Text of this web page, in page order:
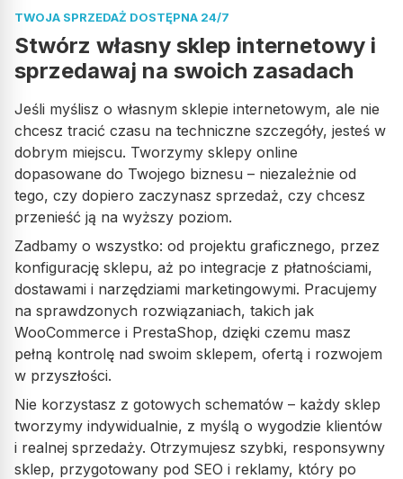
TWOJA SPRZEDAŻ DOSTĘPNA 24/7
Stwórz własny sklep internetowy i
sprzedawaj na swoich zasadach
Jeśli myślisz o własnym sklepie internetowym, ale nie
chcesz tracić czasu na techniczne szczegóły, jesteś w
dobrym miejscu. Tworzymy sklepy online
dopasowane do Twojego biznesu – niezależnie od
tego, czy dopiero zaczynasz sprzedaż, czy chcesz
przenieść ją na wyższy poziom.
Zadbamy o wszystko: od projektu graficznego, przez
konfigurację sklepu, aż po integracje z płatnościami,
dostawami i narzędziami marketingowymi. Pracujemy
na sprawdzonych rozwiązaniach, takich jak
WooCommerce i PrestaShop, dzięki czemu masz
pełną kontrolę nad swoim sklepem, ofertą i rozwojem
w przyszłości.
Nie korzystasz z gotowych schematów – każdy sklep
tworzymy indywidualnie, z myślą o wygodzie klientów
i realnej sprzedaży. Otrzymujesz szybki, responsywny
sklep, przygotowany pod SEO i reklamy, który po